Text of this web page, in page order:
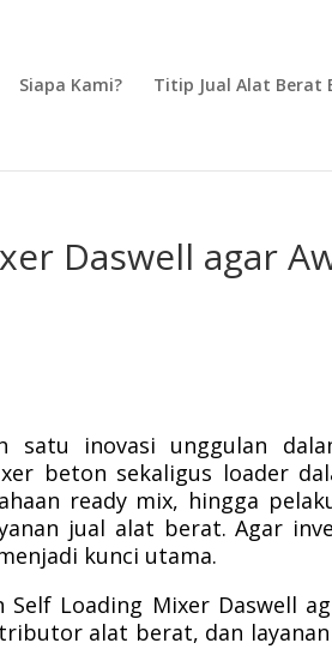
Siapa Kami? Titip Jual Alat Berat
Daswell agar
satu inovasi unggulan
beton sekaligus loader
ready mix, hingga
jual alat berat. Agar
kunci utama.
Loading Mixer Daswell
alat berat, dan